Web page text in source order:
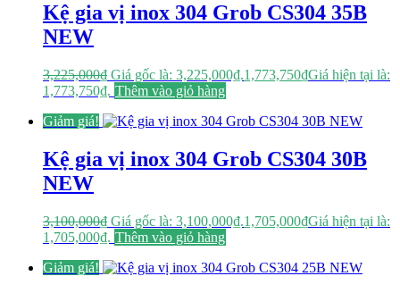
Kệ gia vị inox 304 Grob CS304 35B
NEW
3,225,000₫ Giá gốc là: 3,225,000₫.1,773,750₫Giá hiện tại là:
1,773,750₫. Thêm vào giỏ hàng
Giảm giá!
Kệ gia vị inox 304 Grob CS304 30B
NEW
3,100,000₫ Giá gốc là: 3,100,000₫.1,705,000₫Giá hiện tại là:
1,705,000₫. Thêm vào giỏ hàng
Giảm giá!